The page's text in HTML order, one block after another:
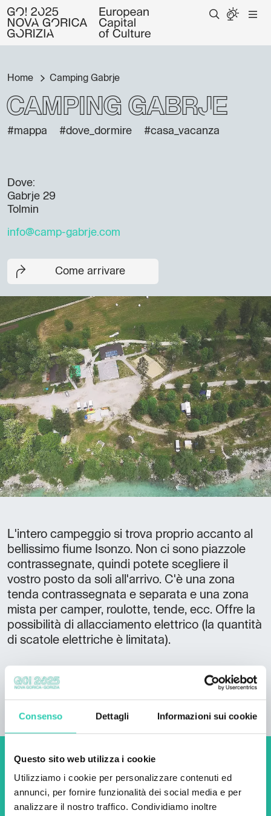
Consenso Dettagli Informazioni sui cookie
Questo sito web utilizza i cookie
Utilizziamo i cookie per personalizzare contenuti ed
annunci, per fornire funzionalità dei social media e per
analizzare il nostro traffico. Condividiamo inoltre
Home Camping Gabrje
Camping Gabrje
#mappa #dove_dormire #casa_vacanza
Dove:
Gabrje 29
Tolmin
info@camp-gabrje.com
Come arrivare
L'intero campeggio si trova proprio accanto al
bellissimo fiume Isonzo. Non ci sono piazzole
contrassegnate, quindi potete scegliere il
vostro posto da soli all'arrivo. C'è una zona
tenda contrassegnata e separata e una zona
mista per camper, roulotte, tende, ecc. Offre la
possibilità di allacciamento elettrico (la quantità
di scatole elettriche è limitata).
Non perderti i prossimi
eventi! Iscriviti alla
newsletter di GO! 2025 per